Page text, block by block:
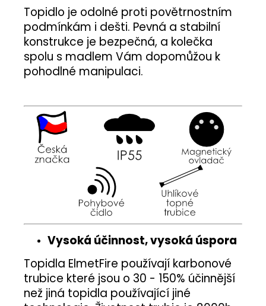
Topidlo je odolné proti povětrnostním
podmínkám i dešti. Pevná a stabilní
konstrukce je bezpečná, a kolečka
spolu s madlem Vám dopomůžou k
pohodlné manipulaci.
Vysoká účinnost, vysoká úspora
Topidla ElmetFire používají karbonové
trubice které jsou o 30 - 150% účinnější
než jiná topidla používající jiné